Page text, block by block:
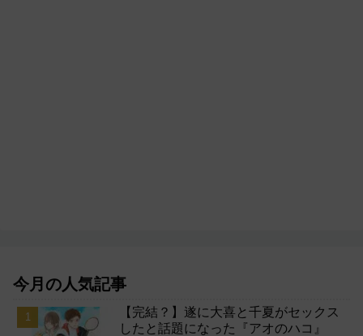
今月の人気記事
【完結？】遂に大喜と千夏がセックス
したと話題になった『アオのハコ』